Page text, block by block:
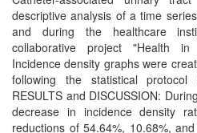
descriptive analysis of a time
and during the healthcare
collaborative project "Health in
Incidence density graphs were
following the statistical
RESULTS and DISCUSSION:
decrease in incidence density
reductions of 54.64%, 10.68%,